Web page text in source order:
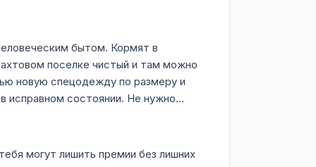
бытом. Кормят в
поселке чистый и там можно
новую спецодежду по размеру и
исправном состоянии. Не нужно...
могут лишить премии без лишних